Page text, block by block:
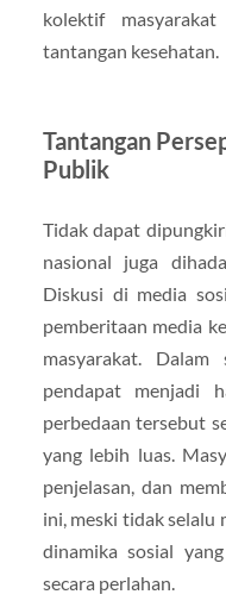
kolektif
tantangan kesehatan.
Tantangan
Publik
Tidak dapat
nasional juga
Diskusi di media
pemberitaan media
masyarakat.
pendapat menjadi
perbedaan tersebut
yang lebih luas.
penjelasan, dan
ini, meski tidak selalu
dinamika sosial
secara perlahan.